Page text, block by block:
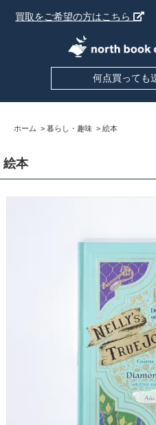
買取をご希望の方はこちら
何点買っても
ホーム > 暮らし・趣味 > 絵本
絵本